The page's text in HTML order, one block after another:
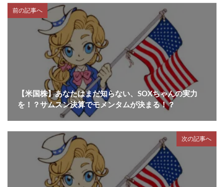
前の記事へ
【米国株】あなたはまだ知らない、SOXちゃんの実力
を！？サムスン決算でモメンタムが決まる！？
次の記事へ